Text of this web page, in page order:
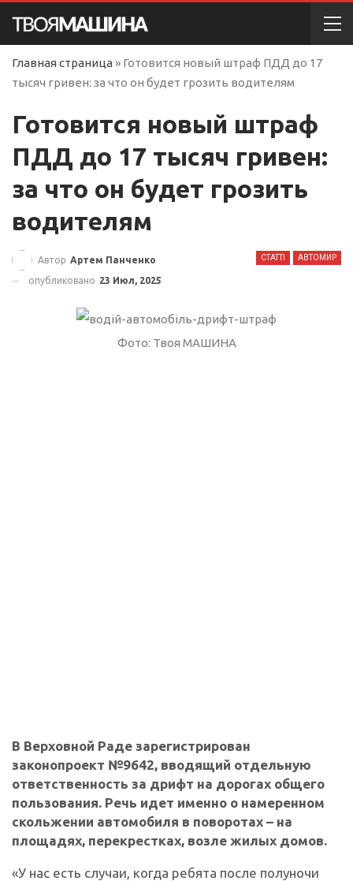
Главная страница » Готовится новый штраф ПДД до 17
тысяч гривен: за что он будет грозить водителям
Готовится новый штраф
ПДД до 17 тысяч гривен:
за что он будет грозить
водителям
СТАТТІ АВТОМИР
Автор Артем Панченко
опубликовано 23 Июл, 2025
Фото: Твоя МАШИНА
В Верховной Раде зарегистрирован
законопроект №9642, вводящий отдельную
ответственность за дрифт на дорогах общего
пользования. Речь идет именно о намеренном
скольжении автомобиля в поворотах – на
площадях, перекрестках, возле жилых домов.
«У нас есть случаи, когда ребята после полуночи